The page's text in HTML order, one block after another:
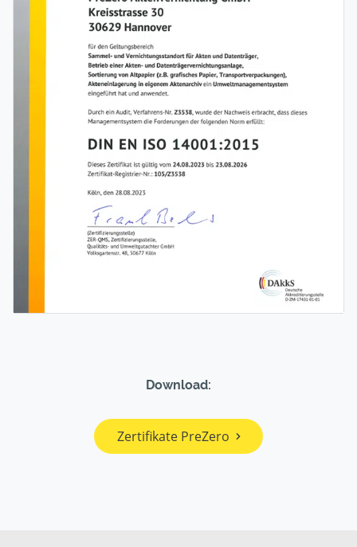
Download:
Zertifikate PreZero